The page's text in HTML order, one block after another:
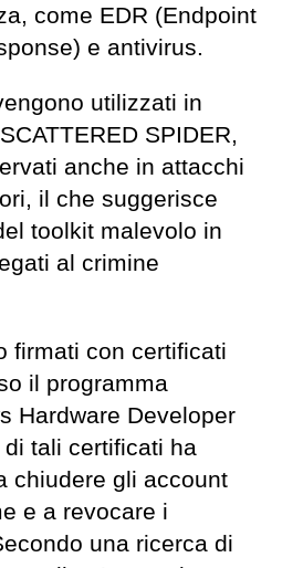
come EDR (Endpoint
e antivirus.
utilizzati in
SPIDER,
anche in attacchi
il che suggerisce
toolkit malevolo in
al crimine
firmati con certificati
il programma
Hardware Developer
di tali certificati ha
chiudere gli account
e a revocare i
una ricerca di